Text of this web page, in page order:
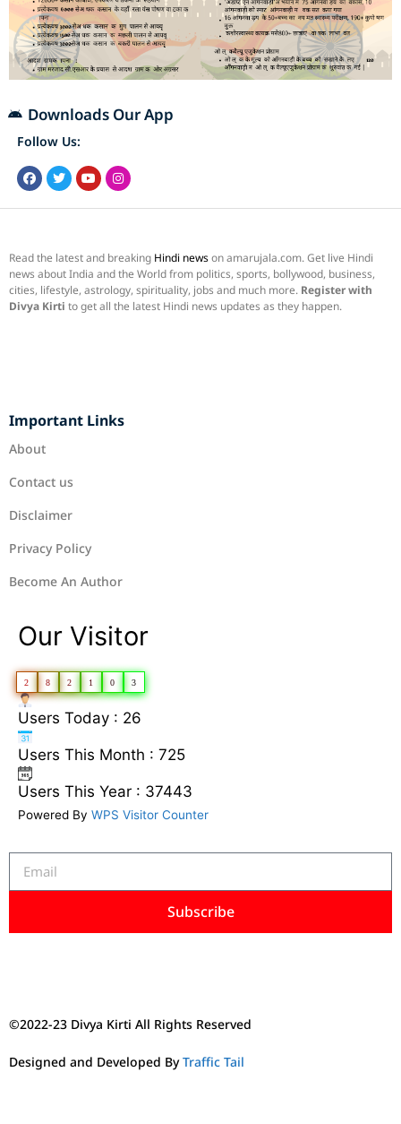
Downloads Our App
Follow Us:
Read the latest and breaking Hindi newson amarujala.com. Get live Hindi
news about India and the World from politics, sports, bollywood, business,
cities, lifestyle, astrology, spirituality, jobs and much more. Register with
Divya Kirti to get all the latest Hindi news updates as they happen.
Important Links
About
Contact us
Disclaimer
Privacy Policy
Become An Author
Our Visitor
2 8 2 1 0 3
Users Today : 26
Users This Month : 725
Users This Year : 37443
Powered By WPS Visitor Counter
Subscribe
©2022-23 Divya Kirti All Rights Reserved
Designed and Developed ByTraffic Tail